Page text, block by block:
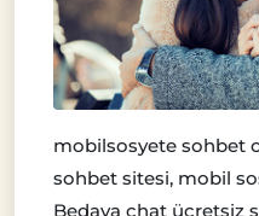
mobilsosyete sohbet
sohbet sitesi, mobil
Bedava chat ücretsiz